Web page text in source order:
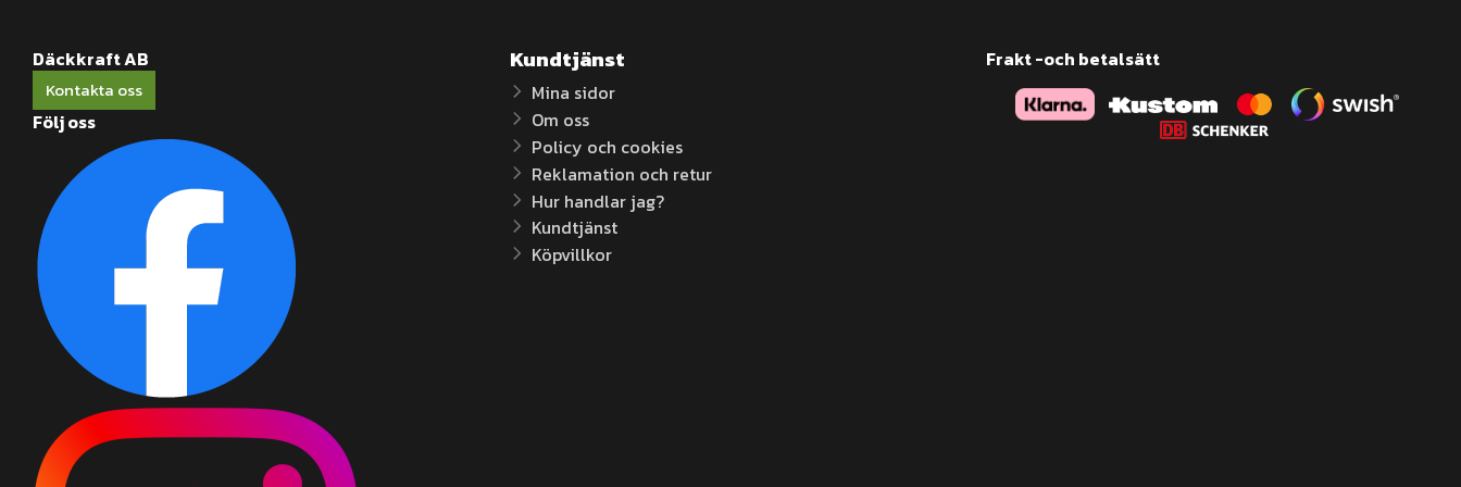
Däckkraft AB
Kontakta oss
Följ oss
Kundtjänst
Mina sidor
Om oss
Policy och cookies
Reklamation och retur
Hur handlar jag?
Kundtjänst
Köpvillkor
Frakt -och betalsätt